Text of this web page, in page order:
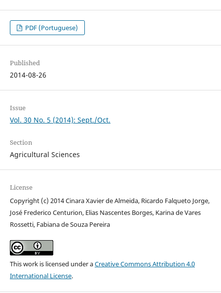
PDF (Portuguese)
Published
2014-08-26
Issue
Vol. 30 No. 5 (2014): Sept./Oct.
Section
Agricultural Sciences
License
Copyright (c) 2014 Cinara Xavier de Almeida, Ricardo Falqueto Jorge,
José Frederico Centurion, Elias Nascentes Borges, Karina de Vares
Rossetti, Fabiana de Souza Pereira
This work is licensed under aCreative Commons Attribution 4.0
International License.